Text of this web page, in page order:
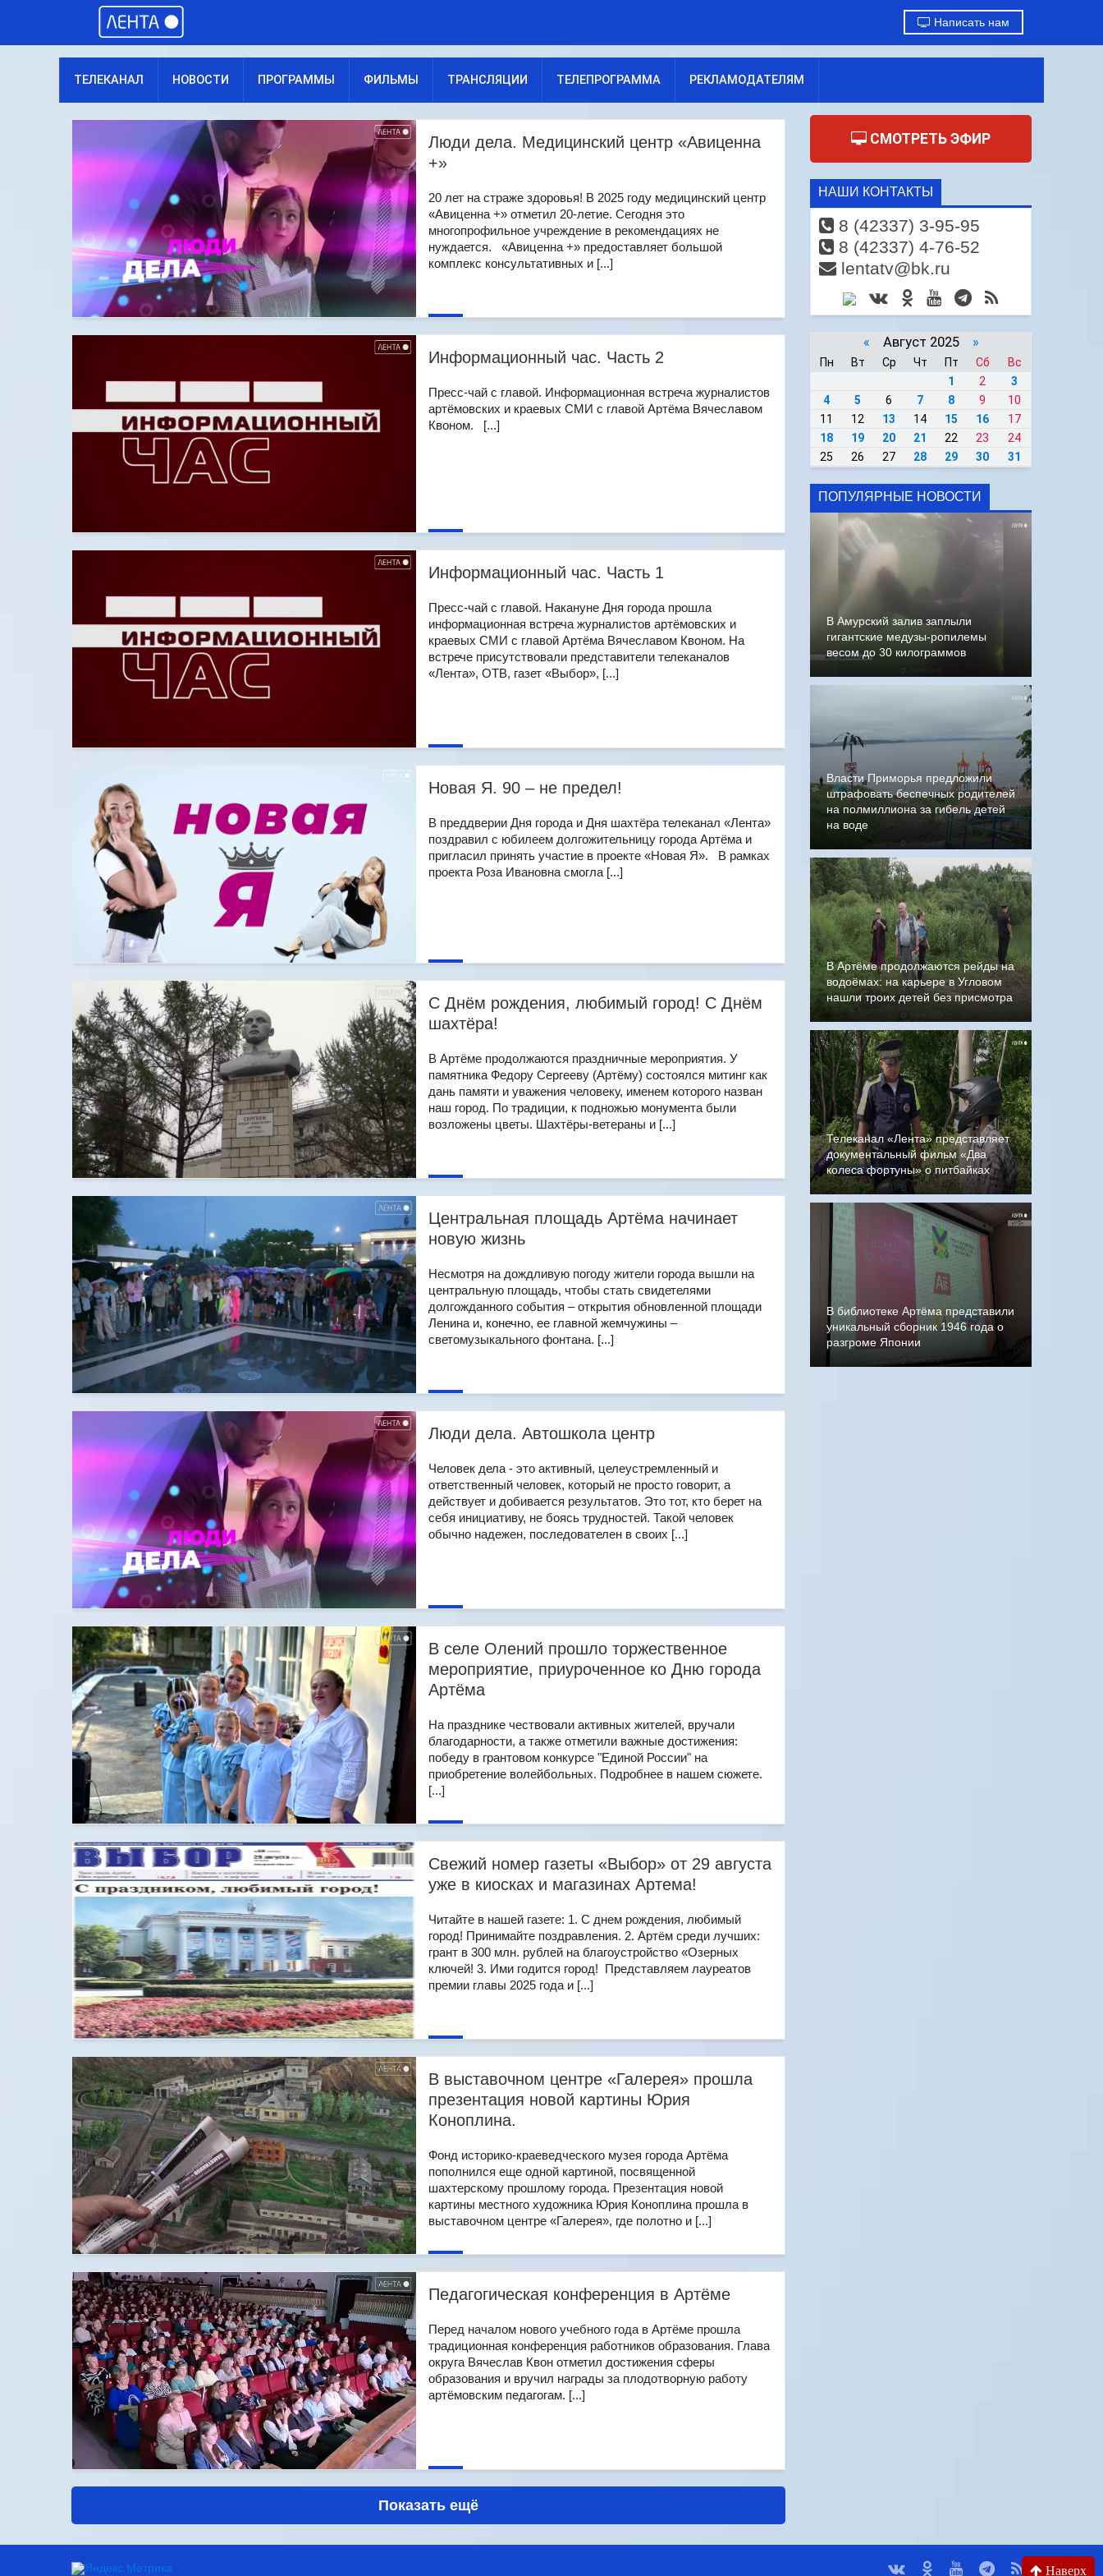
Написать нам
ТЕЛЕКАНАЛ НОВОСТИ ПРОГРАММЫ ФИЛЬМЫ ТРАНСЛЯЦИИ ТЕЛЕПРОГРАММА РЕКЛАМОДАТЕЛЯМ
Люди дела. Медицинский центр «Авиценна
+»
20 лет на страже здоровья! В 2025 году медицинский центр
«Авиценна +» отметил 20-летие. Сегодня это
многопрофильное учреждение в рекомендациях не
нуждается. «Авиценна +» предоставляет большой
комплекс консультативных и [...]
Информационный час. Часть 2
Пресс-чай с главой. Информационная встреча журналистов
артёмовских и краевых СМИ с главой Артёма Вячеславом
Квоном. [...]
Информационный час. Часть 1
Пресс-чай с главой. Накануне Дня города прошла
информационная встреча журналистов артёмовских и
краевых СМИ с главой Артёма Вячеславом Квоном. На
встрече присутствовали представители телеканалов
«Лента», ОТВ, газет «Выбор», [...]
Новая Я. 90 – не предел!
В преддверии Дня города и Дня шахтёра телеканал «Лента»
поздравил с юбилеем долгожительницу города Артёма и
пригласил принять участие в проекте «Новая Я». В рамках
проекта Роза Ивановна смогла [...]
С Днём рождения, любимый город! С Днём
шахтёра!
В Артёме продолжаются праздничные мероприятия. У
памятника Федору Сергееву (Артёму) состоялся митинг как
дань памяти и уважения человеку, именем которого назван
наш город. По традиции, к подножью монумента были
возложены цветы. Шахтёры-ветераны и [...]
Центральная площадь Артёма начинает
новую жизнь
Несмотря на дождливую погоду жители города вышли на
центральную площадь, чтобы стать свидетелями
долгожданного события – открытия обновленной площади
Ленина и, конечно, ее главной жемчужины –
светомузыкального фонтана. [...]
Люди дела. Автошкола центр
Человек дела - это активный, целеустремленный и
ответственный человек, который не просто говорит, а
действует и добивается результатов. Это тот, кто берет на
себя инициативу, не боясь трудностей. Такой человек
обычно надежен, последователен в своих [...]
В селе Олений прошло торжественное
мероприятие, приуроченное ко Дню города
Артёма
На празднике чествовали активных жителей, вручали
благодарности, а также отметили важные достижения:
победу в грантовом конкурсе "Единой России" на
приобретение волейбольных. Подробнее в нашем сюжете.
[...]
Свежий номер газеты «Выбор» от 29 августа
уже в киосках и магазинах Артема!
Читайте в нашей газете: 1. С днем рождения, любимый
город! Принимайте поздравления. 2. Артём среди лучших:
грант в 300 млн. рублей на благоустройство «Озерных
ключей! 3. Ими годится город! Представляем лауреатов
премии главы 2025 года и [...]
В выставочном центре «Галерея» прошла
презентация новой картины Юрия
Коноплина.
Фонд историко-краеведческого музея города Артёма
пополнился еще одной картиной, посвященной
шахтерскому прошлому города. Презентация новой
картины местного художника Юрия Коноплина прошла в
выставочном центре «Галерея», где полотно и [...]
Педагогическая конференция в Артёме
Перед началом нового учебного года в Артёме прошла
традиционная конференция работников образования. Глава
округа Вячеслав Квон отметил достижения сферы
образования и вручил награды за плодотворную работу
артёмовским педагогам. [...]
Показать ещё
СМОТРЕТЬ ЭФИР
НАШИ КОНТАКТЫ
8 (42337) 3-95-95
8 (42337) 4-76-52
lentatv@bk.ru
« Август 2025 »
Пн Вт Ср Чт Пт Сб
Вс
1
2
3
4
5 6 7 8 9
10
11
12 13 14 15 16
17
18
19 20 21 22 23
24
25
26 27 28 29 30 31
ПОПУЛЯРНЫЕ НОВОСТИ
В Амурский залив заплыли
гигантские медузы-ропилемы
весом до 30 килограммов
Власти Приморья предложили
штрафовать беспечных родителей
на полмиллиона за гибель детей
на воде
В Артёме продолжаются рейды на
водоёмах: на карьере в Угловом
нашли троих детей без присмотра
Телеканал «Лента» представляет
документальный фильм «Два
колеса фортуны» о питбайках
В библиотеке Артёма представили
уникальный сборник 1946 года о
разгроме Японии
Наверх